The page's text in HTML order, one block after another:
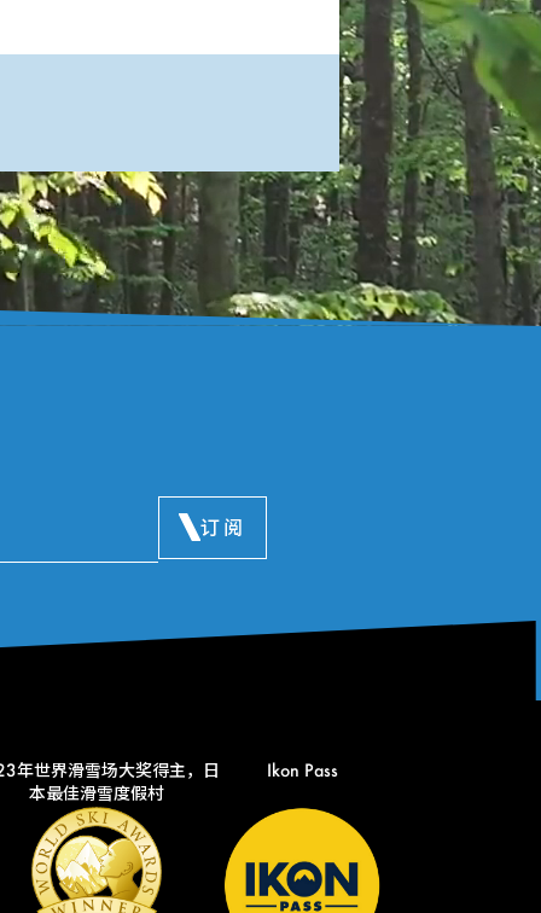
订阅
年世界滑雪场大奖得主，日
本最佳滑雪度假村
Ikon Pass